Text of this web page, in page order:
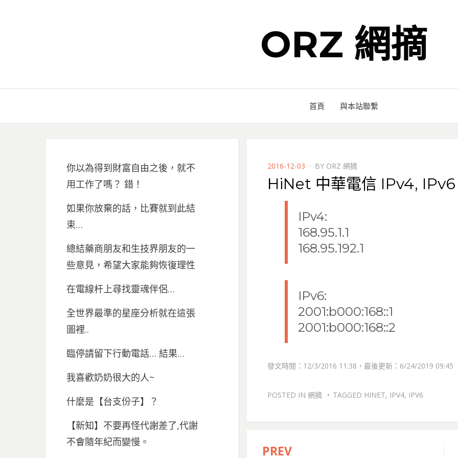
ORZ 網摘
首頁 與本站聯繫
POSTED
ON
2016-12-03 BY ORZ 網摘
HiNet 中華電信 IPv4,
IPv4:
168.95.1.1
168.95.192.1
IPv6:
2001:b000:168::1
2001:b000:168::2
發文時間：12/3/2016 11:38，最後更新：6/24/2019 09:45
POSTED IN 網摘 TAGGED HINET, IPV4, IPV6
文
PREV
你以為得到財富自由之後，就不
用工作了嗎？ 錯！
如果你放棄的話，比賽就到此結
束…
總結藥商朋友和生技界朋友的一
些意見，希望大家能夠恢復理性
在電線杆上尋找靈魂伴侶…
全世界最準的星座分析就在這張
圖裡..
臨停請留下行動電話… 結果…
我喜歡奶奶很大的人~
什麼是【台支份子】？
【新知】不要再怪代謝差了,代謝
不會隨年紀而變慢。